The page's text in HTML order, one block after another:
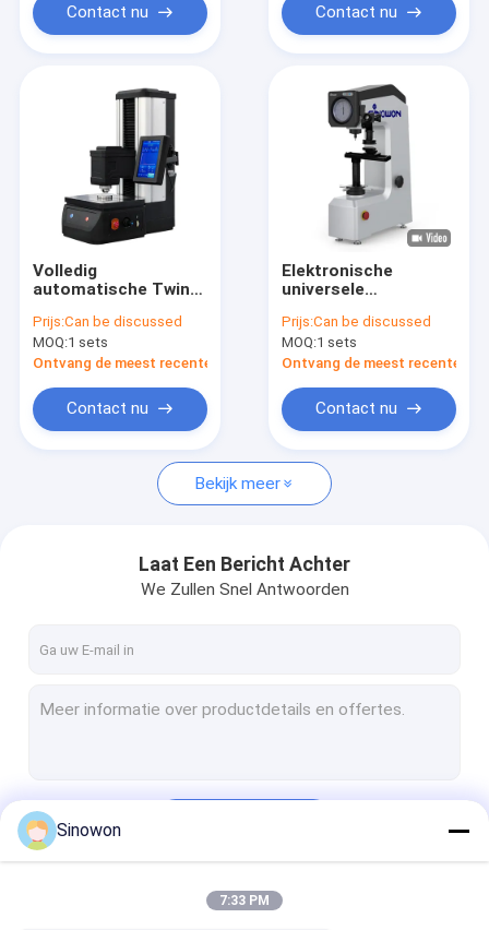
Contact nu Contact nu
Volledig
automatische Twin
hardheidstester
DigiRock TR7 met
LCD touchscreen
Prijs:Can be discussed
MOQ:1 sets
Ontvang de meest recente Prijs
Contact nu
Elektronische
universele
apparatuur Rockwell
Hardheidstestmachine
Prijs:Can be discussed
MOQ:1 sets
Ontvang de meest recente
Contact nu
Bekijk meer
Laat Een Bericht Achter
We Zullen Snel Antwoorden
Sinowon
7:33 PM